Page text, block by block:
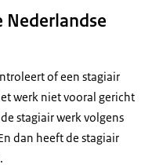
Nederlandse
of een stagiair
werk niet vooral gericht
stagiair werk volgens
dan heeft de stagiair